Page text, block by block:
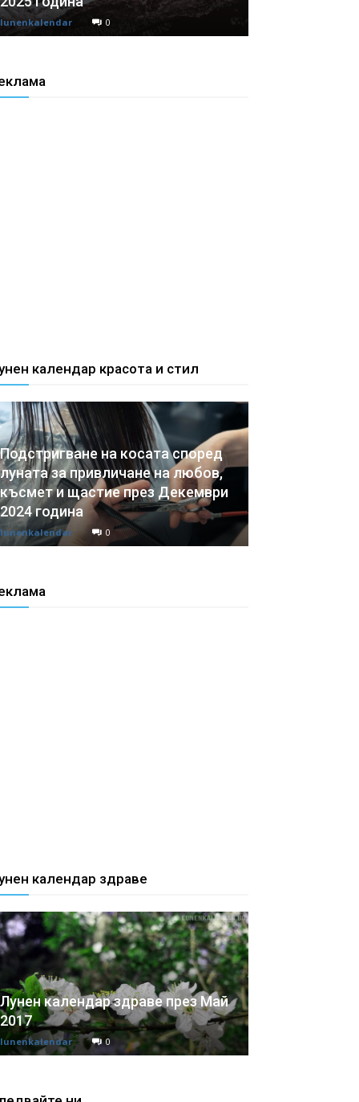
lunenkalendar 0
календар красота и стил
Подстригване на косата според
луната за привличане на любов,
късмет и щастие през Декември
2024 година
lunenkalendar 0
календар здраве
Лунен календар здраве през Май
2017
lunenkalendar 0